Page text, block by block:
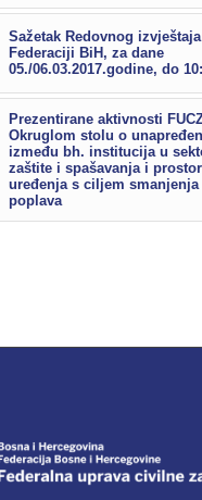
Sažetak Redovnog
Federaciji BiH, za dane
05./06.03.2017.godine, do
Prezentirane aktivnosti
Okruglom stolu o
između bh. institucija u
zaštite i spašavanja i
uređenja s ciljem
poplava